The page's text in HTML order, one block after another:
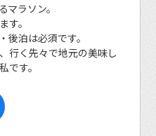
ラソン。
す。
後泊は必須です。
行く先々で地元の美味し
です。